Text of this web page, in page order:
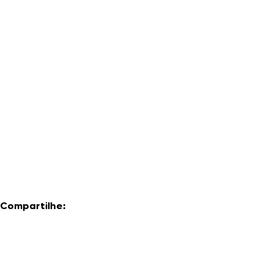
Compartilhe: